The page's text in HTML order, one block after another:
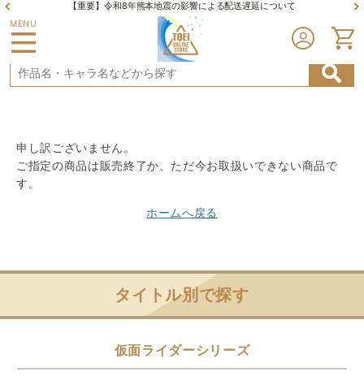
【重要】令和8年熊本地震の影響による配送遅延について
MENU
申し訳ございません。
ご指定の商品は販売終了か、ただ今お取扱いできない商品で
す。
ホームへ戻る
タイトル別で探す
仮面ライダーシリーズ